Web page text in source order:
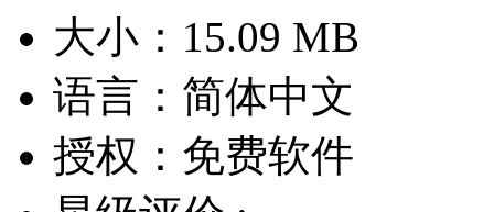
大小： 15.09 MB
语言： 简体中文
授权： 免费软件